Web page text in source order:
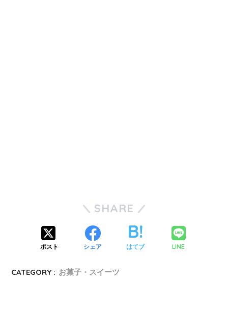
SHARE
ポスト シェア はてブ LINE
CATEGORY : お菓子・スイーツ